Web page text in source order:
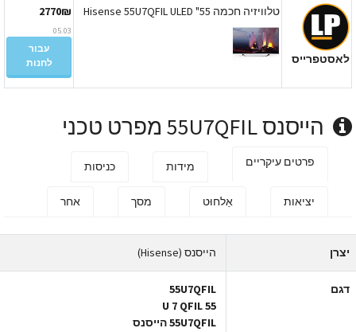
טלוויזיה חכמה 55" Hisense 55U7QFIL ULED 2770₪
05.03
עבור
לחנות
הייסנס 55U7QFIL מפרט טכני
פרטים עיקריים מידות כניסות
יציאות אַלחוּט מסך אחר
הייסנס (Hisense)
55U7QFIL
55 U 7 QFIL
55U7QFIL הייסנס